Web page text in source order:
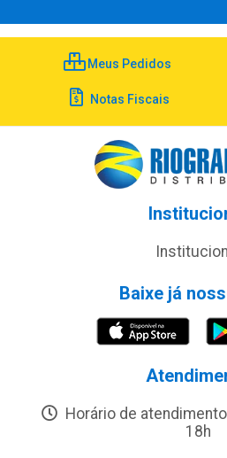
Meus Pedidos
Notas Fiscais
Baixe já
Horário de
18h